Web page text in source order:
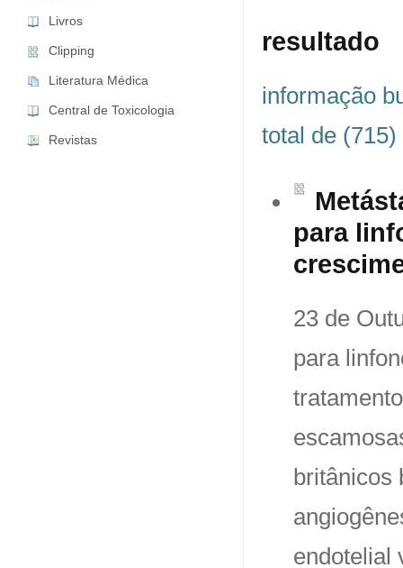
Livros
Clipping
Literatura Médica
Central de Toxicologia
Revistas
resultado
informação
total de
para
23 de
para
britânicos
endotelial